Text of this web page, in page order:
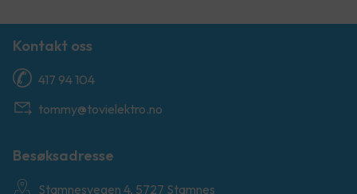
Kontakt oss
417 94 104
tommy@tovielektro.no
Besøksadresse
Stamnesvegen 4, 5727 Stamnes